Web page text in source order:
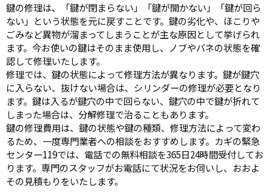
鍵の修理は、「鍵が閉まらない」「鍵が開かない」「鍵が回ら
ない」という状態を元に戻すことです。鍵の劣化や、ほこりや
ごみなど異物が溜まってしまうことが主な原因として挙げられ
ます。今お使いの鍵はそのまま使用し、ノブやバネの状態を確
認して修理いたします。
修理では、鍵の状態によって修理方法が異なります。鍵が鍵穴
に入らない、抜けない場合は、シリンダーの修理が必要となり
ます。鍵は入るが鍵穴の中で回らない、鍵穴の中で鍵が折れて
しまった場合は、分解修理で治ることもあります。
鍵の修理費用は、鍵の状態や鍵の種類、修理方法によって変わ
るため、一度専門業者への相談をおすすめします。カギの緊急
センター119では、電話での無料相談を365日24時間受付してお
ります。専門のスタッフがお電話にて状況をお伺いし、おおよ
その見積もりをいたします。